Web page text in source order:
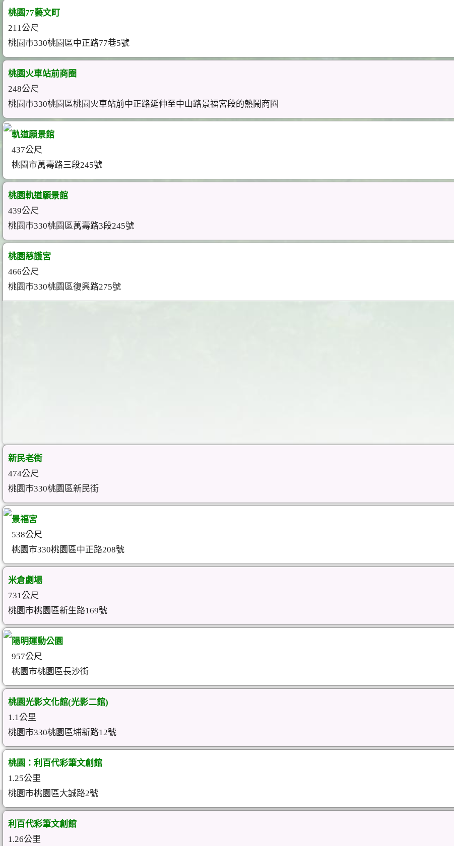
桃園77藝文町
211公尺
桃園市330桃園區中正路77巷5號
桃園火車站前商圈
248公尺
桃園市330桃園區桃園火車站前中正路延伸至中山路景福宮段的熱鬧商圈
軌道願景館
437公尺
桃園市萬壽路三段245號
桃園軌道願景館
439公尺
桃園市330桃園區萬壽路3段245號
桃園慈護宮
466公尺
桃園市330桃園區復興路275號
新民老街
474公尺
桃園市330桃園區新民街
景福宮
538公尺
桃園市330桃園區中正路208號
米倉劇場
731公尺
桃園市桃園區新生路169號
陽明運動公園
957公尺
桃園市桃園區長沙街
桃園光影文化館(光影二館)
1.1公里
桃園市330桃園區埔新路12號
桃園：利百代彩筆文創館
1.25公里
桃園市桃園區大誠路2號
利百代彩筆文創館
1.26公里